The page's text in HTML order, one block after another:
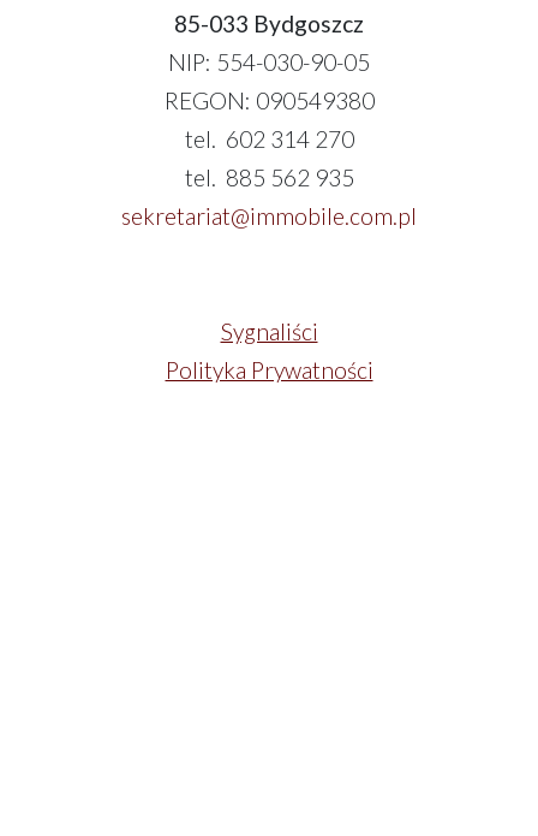
85-033 Bydgoszcz
NIP: 554-030-90-05
REGON: 090549380
tel. 602 314 270
tel. 885 562 935
sekretariat@immobile.com.pl
Sygnaliści
Polityka Prywatności